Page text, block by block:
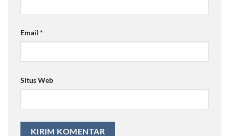
Email *
Situs Web